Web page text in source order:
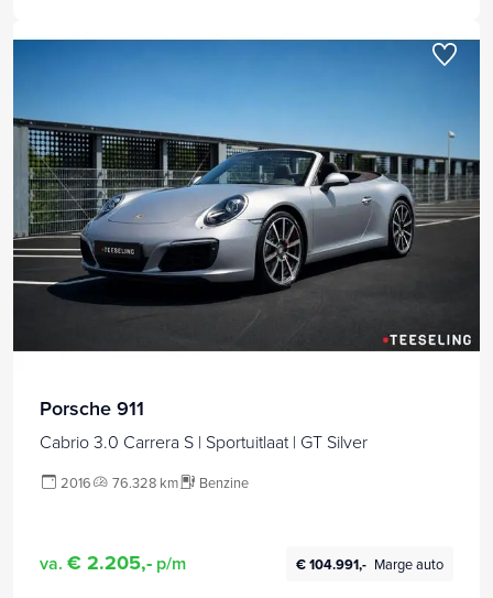
Porsche 911
Cabrio 3.0 Carrera S | Sportuitlaat | GT Silver
2016 76.328 km Benzine
va. € 2.205,- p/m € 104.991,- Marge auto